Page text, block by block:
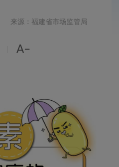
来源：福建省市场监管局
